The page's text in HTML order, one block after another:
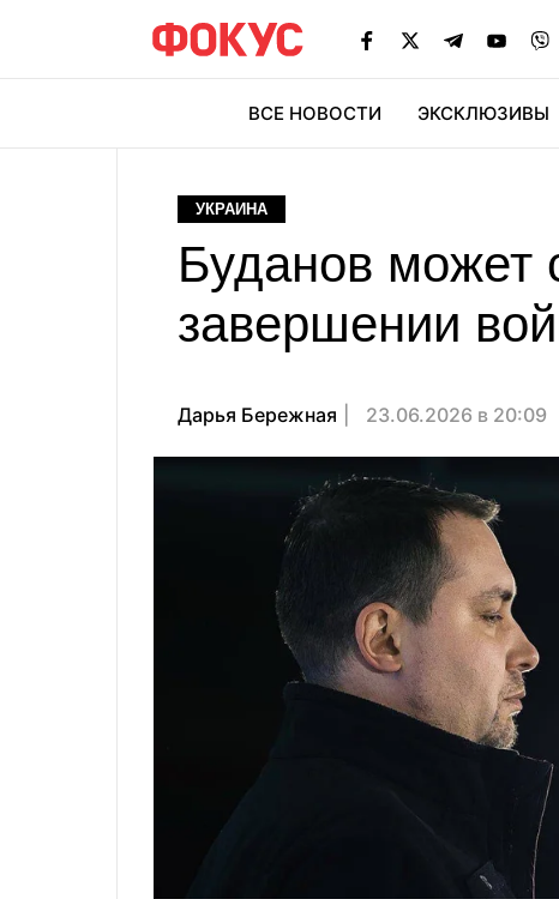
ВСЕ НОВОСТИ ЭКСКЛЮЗИВЫ
УКРАИНА
Буданов
завершении
Дарья Бережная 23.06.2026 в 20:09